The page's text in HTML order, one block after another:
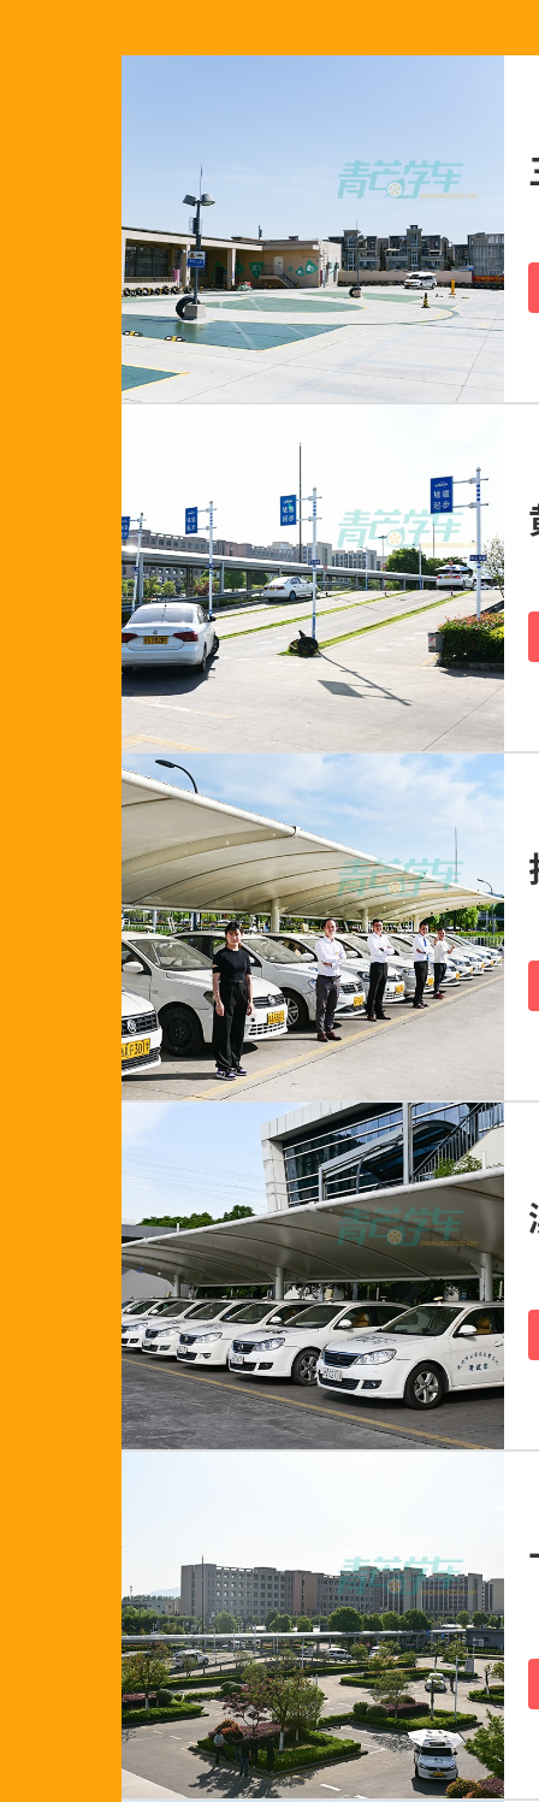
136****4522在57
138****5115在51
132****9276在52
153****6806在42
183****3832在19
177****6843在15
159****9603在42
134****3382在56
139****1990在41
198****3491在8分
136****7556在14
173****7368在46
176****3809在35